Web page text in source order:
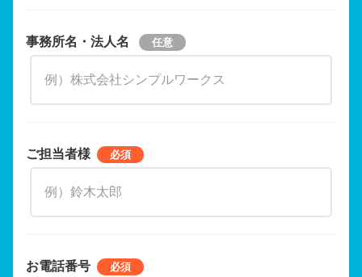
事務所名・法人名
ご担当者様
お電話番号